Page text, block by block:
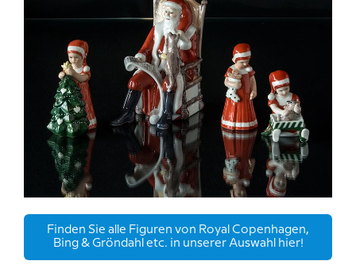
Finden Sie alle Figuren von Royal Copenhagen,
Bing & Gröndahl etc. in unserer Auswahl hier!